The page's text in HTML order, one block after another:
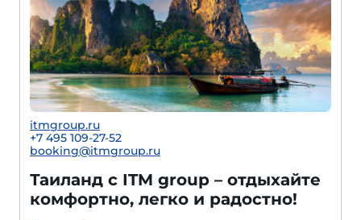
itmgroup.ru
+7 495 109-27-52
booking@itmgroup.ru
Таиланд с ITM group – отдыхайте
комфортно, легко и радостно!